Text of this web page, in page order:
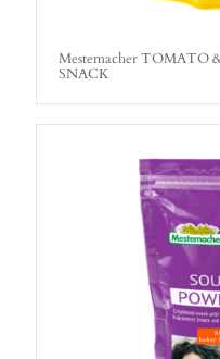
Mestemacher TOMATO
SNACK